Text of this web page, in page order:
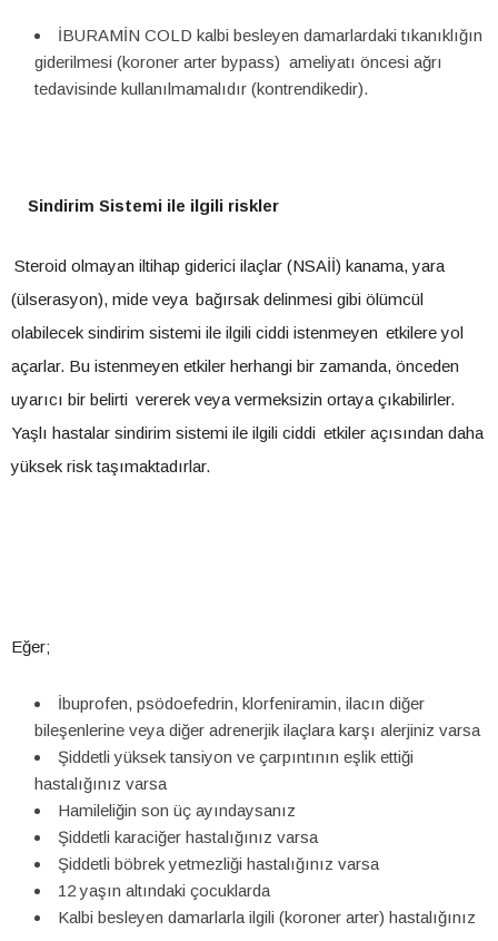
İBURAMİN COLD kalbi besleyen damarlardaki tıkanıklığın
giderilmesi (koroner arter bypass) ameliyatı öncesi ağrı
tedavisinde kullanılmamalıdır (kontrendikedir).
Sindirim Sistemi ile ilgili riskler
Steroid olmayan iltihap giderici ilaçlar (NSAİİ) kanama, yara
(ülserasyon), mide veya bağırsak delinmesi gibi ölümcül
olabilecek sindirim sistemi ile ilgili ciddi istenmeyen etkilere yol
açarlar. Bu istenmeyen etkiler herhangi bir zamanda, önceden
uyarıcı bir belirti vererek veya vermeksizin ortaya çıkabilirler.
Yaşlı hastalar sindirim sistemi ile ilgili ciddi etkiler açısından daha
yüksek risk taşımaktadırlar.
Eğer;
İbuprofen, psödoefedrin, klorfeniramin, ilacın diğer
bileşenlerine veya diğer adrenerjik ilaçlara karşı alerjiniz varsa
Şiddetli yüksek tansiyon ve çarpıntının eşlik ettiği
hastalığınız varsa
Hamileliğin son üç ayındaysanız
Şiddetli karaciğer hastalığınız varsa
Şiddetli böbrek yetmezliği hastalığınız varsa
12 yaşın altındaki çocuklarda
Kalbi besleyen damarlarla ilgili (koroner arter) hastalığınız